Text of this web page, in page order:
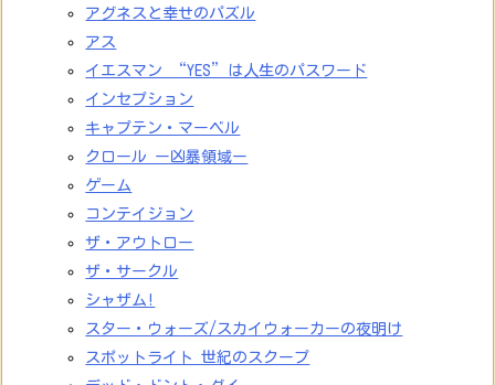
アグネスと幸せのパズル
アス
イエスマン “YES”は人生のパスワード
インセプション
キャプテン・マーベル
クロール ー凶暴領域ー
ゲーム
コンテイジョン
ザ・アウトロー
ザ・サークル
シャザム!
スター・ウォーズ/スカイウォーカーの夜明け
スポットライト 世紀のスクープ